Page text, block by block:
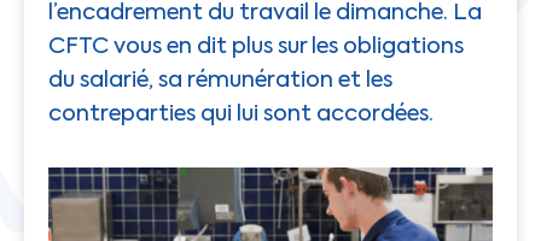
l’encadrement du travail le dimanche. La
CFTC vous en dit plus sur les obligations
du salarié, sa rémunération et les
contreparties qui lui sont accordées.